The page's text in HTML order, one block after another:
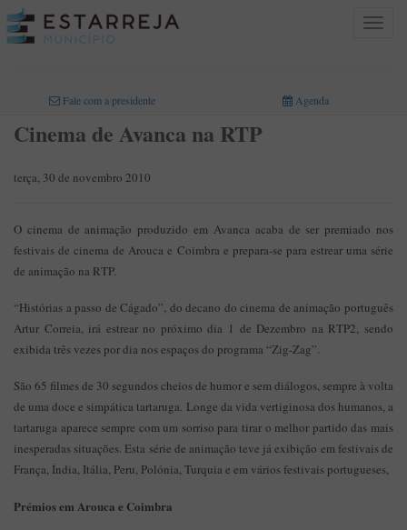
Toggle
Fale com a presidente Agenda
Cinema de Avanca na RTP
terça, 30 de novembro 2010
O cinema de animação produzido em Avanca acaba de ser premiado nos
festivais de cinema de Arouca e Coimbra e prepara-se para estrear uma série
de animação na RTP.
“Histórias a passo de Cágado”, do decano do cinema de animação português
Artur Correia, irá estrear no próximo dia 1 de Dezembro na RTP2, sendo
exibida três vezes por dia nos espaços do programa “Zig-Zag”.
São 65 filmes de 30 segundos cheios de humor e sem diálogos, sempre à volta
de uma doce e simpática tartaruga. Longe da vida vertiginosa dos humanos, a
tartaruga aparece sempre com um sorriso para tirar o melhor partido das mais
inesperadas situações. Esta série de animação teve já exibição em festivais de
França, Índia, Itália, Peru, Polónia, Turquia e em vários festivais portugueses,
Prémios em Arouca e Coimbra